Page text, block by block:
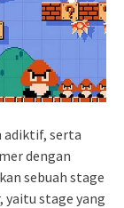
adiktif, serta
dengan
sebuah stage
, yaitu stage yang